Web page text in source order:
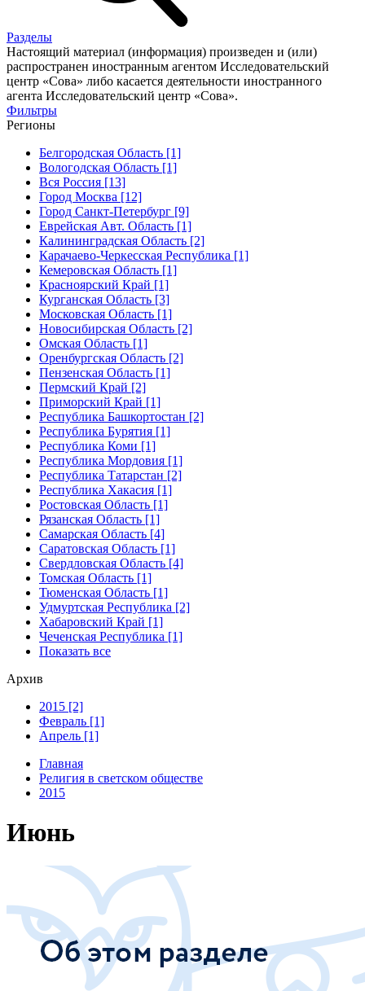
Разделы
Настоящий материал (информация) произведен и (или)
распространен иностранным агентом Исследовательский
центр «Сова» либо касается деятельности иностранного
агента Исследовательский центр «Сова».
Фильтры
Регионы
Белгородская Область [1]
Вологодская Область [1]
Вся Россия [13]
Город Москва [12]
Город Санкт-Петербург [9]
Еврейская Авт. Область [1]
Калининградская Область [2]
Карачаево-Черкесская Республика [1]
Кемеровская Область [1]
Красноярский Край [1]
Курганская Область [3]
Московская Область [1]
Новосибирская Область [2]
Омская Область [1]
Оренбургская Область [2]
Пензенская Область [1]
Пермский Край [2]
Приморский Край [1]
Республика Башкортостан [2]
Республика Бурятия [1]
Республика Коми [1]
Республика Мордовия [1]
Республика Татарстан [2]
Республика Хакасия [1]
Ростовская Область [1]
Рязанская Область [1]
Самарская Область [4]
Саратовская Область [1]
Свердловская Область [4]
Томская Область [1]
Тюменская Область [1]
Удмуртская Республика [2]
Хабаровский Край [1]
Чеченская Республика [1]
Показать все
Архив
2015 [2]
Февраль [1]
Апрель [1]
Главная
Религия в светском обществе
2015
Июнь